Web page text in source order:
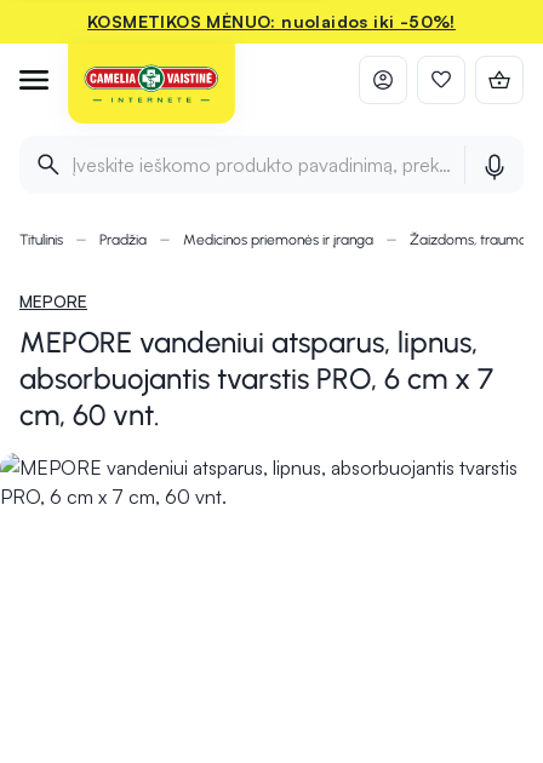
KOSMETIKOS MĖNUO: nuolaidos iki -50%!
Įveskite ieškomo produkto pavadinimą, prekės ženklą ir
Titulinis Pradžia Medicinos priemonės ir įranga Žaizdoms,
MEPORE
MEPORE vandeniui atsparus, lipnus,
absorbuojantis tvarstis PRO, 6 cm x 7
cm, 60 vnt.